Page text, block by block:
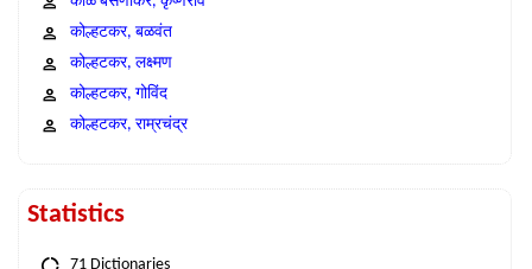
कोल्हटकर, बळवंत
कोल्हटकर, लक्ष्मण
कोल्हटकर, गोविंद
कोल्हटकर, राम्रचंद्र
Statistics
71 Dictionaries